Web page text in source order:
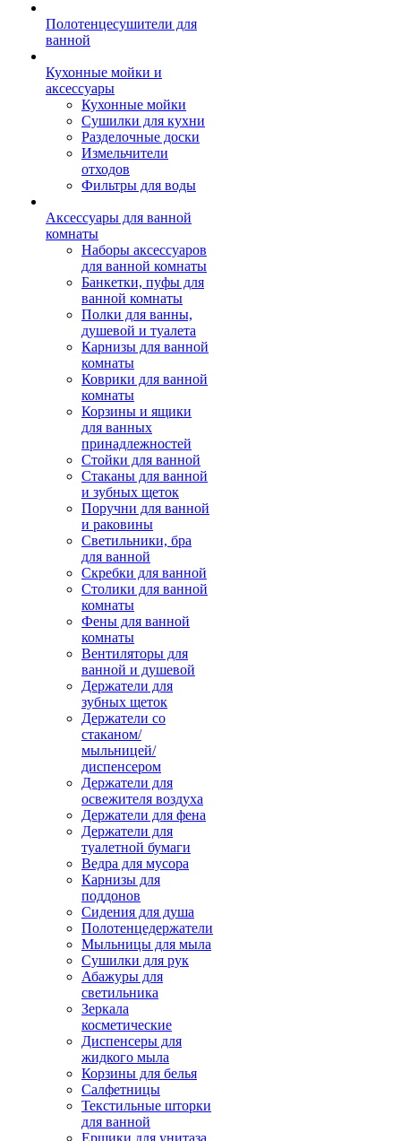
Полотенцесушители для
ванной
Кухонные мойки и
аксессуары
Кухонные мойки
Сушилки для кухни
Разделочные доски
Измельчители
отходов
Фильтры для воды
Аксессуары для ванной
комнаты
Наборы аксессуаров
для ванной комнаты
Банкетки, пуфы для
ванной комнаты
Полки для ванны,
душевой и туалета
Карнизы для ванной
комнаты
Коврики для ванной
комнаты
Корзины и ящики
для ванных
принадлежностей
Стойки для ванной
Стаканы для ванной
и зубных щеток
Поручни для ванной
и раковины
Светильники, бра
для ванной
Скребки для ванной
Столики для ванной
комнаты
Фены для ванной
комнаты
Вентиляторы для
ванной и душевой
Держатели для
зубных щеток
Держатели со
стаканом/
мыльницей/
диспенсером
Держатели для
освежителя воздуха
Держатели для фена
Держатели для
туалетной бумаги
Ведра для мусора
Карнизы для
поддонов
Сидения для душа
Полотенцедержатели
Мыльницы для мыла
Сушилки для рук
Абажуры для
светильника
Зеркала
косметические
Диспенсеры для
жидкого мыла
Корзины для белья
Салфетницы
Текстильные шторки
для ванной
Ершики для унитаза